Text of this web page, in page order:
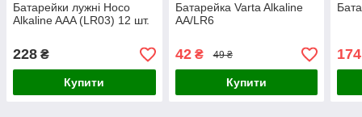
Батарейки лужні Hoco
Alkaline AAA (LR03) 12 шт.
228 ₴
Купити
Батарейка Varta Alkaline
AA/LR6
42₴ 49 ₴
Купити
174